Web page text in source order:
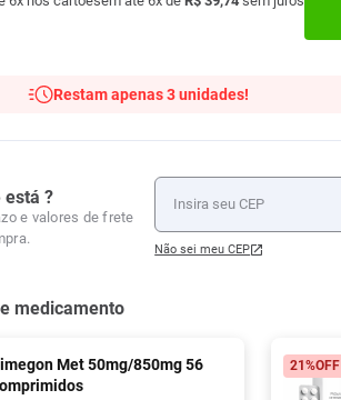
Protetor de Colchão
Roupas Íntimas
Restam apenas 3 unidades!
está ?
e valores de frete
Não sei meu CEP
medicamento
Met 50mg/850mg 56
21%OFF